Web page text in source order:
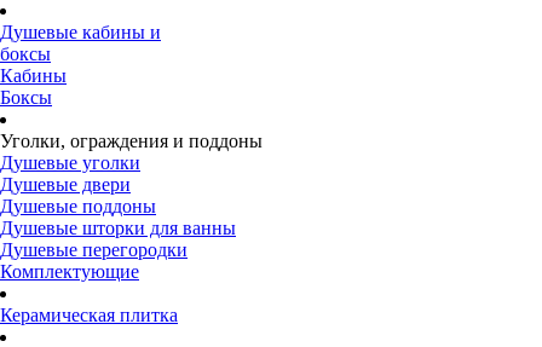
Душевые кабины и
боксы
Кабины
Боксы
Уголки, ограждения и поддоны
Душевые уголки
Душевые двери
Душевые поддоны
Душевые шторки для ванны
Душевые перегородки
Комплектующие
Керамическая плитка